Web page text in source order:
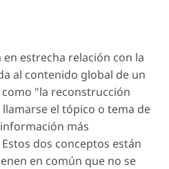
estrecha relación con la
al contenido global de un
"la reconstrucción
el tópico o tema de
más
dos conceptos están
en común que no se